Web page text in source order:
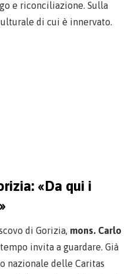
e riconciliazione. Sulla
di cui è innervato.
«Da qui i
di Gorizia, mons. Carlo
invita a guardare. Già
nazionale delle Caritas